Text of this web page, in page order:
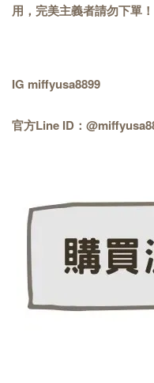
用，完美主義者請勿下單！
IG miffyusa8899
官方Line ID：